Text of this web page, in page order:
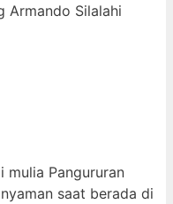
Armando Silalahi
mulia Pangururan
saat berada di